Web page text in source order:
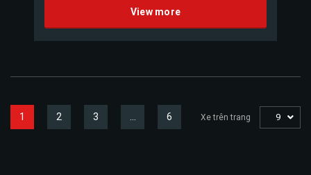
View more
1 2 3 6 Xe trên trang 9